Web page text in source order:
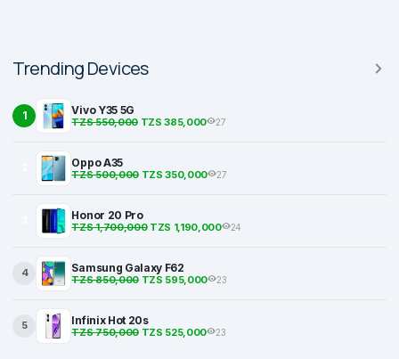
Trending Devices
1 Vivo Y35 5G
TZS 550,000TZS 385,000 27
Oppo A35
TZS 500,000TZS 350,000 27
Honor 20 Pro
TZS 1,700,000TZS 1,190,000 24
4 Samsung Galaxy F62
TZS 850,000TZS 595,000 23
5 Infinix Hot 20s
TZS 750,000TZS 525,000 23